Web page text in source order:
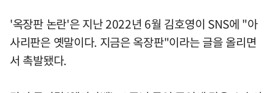
'옥장판 논란'은 지난 2022년 6월 김호영이 SNS에 "아
사리판은 옛말이다. 지금은 옥장판"이라는 글을 올리면
서 촉발됐다.